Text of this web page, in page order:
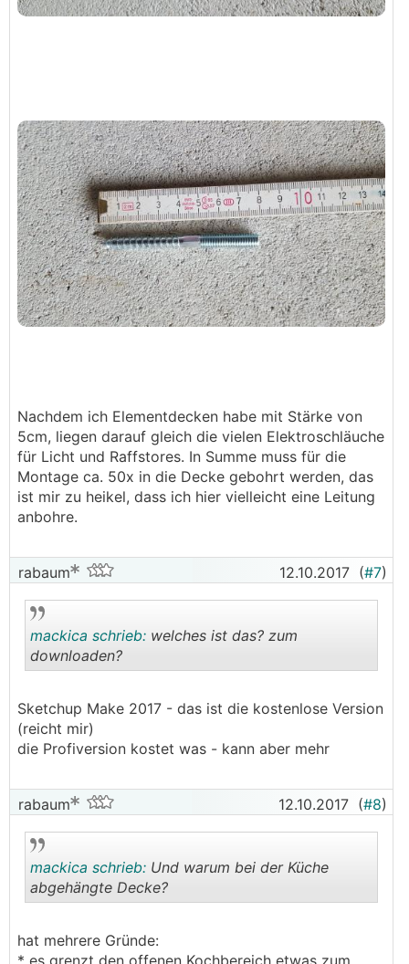
Nachdem ich Elementdecken habe mit Stärke von
5cm, liegen darauf gleich die vielen Elektroschläuche
für Licht und Raffstores. In Summe muss für die
Montage ca. 50x in die Decke gebohrt werden, das
ist mir zu heikel, dass ich hier vielleicht eine Leitung
anbohre.
rabaum 12.10.2017 (#7)
..
mackica schrieb: welches ist das? zum
downloaden?
Sketchup Make 2017 - das ist die kostenlose Version
(reicht mir)
die Profiversion kostet was - kann aber mehr
rabaum 12.10.2017 (#8)
mackica schrieb: Und warum bei der Küche
abgehängte Decke?
hat mehrere Gründe:
* es grenzt den offenen Kochbereich etwas zum